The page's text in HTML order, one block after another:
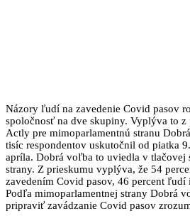
Názory ľudí na zavedenie Covid pasov
spoločnosť na dve skupiny. Vyplýva to z
Actly pre mimoparlamentnú stranu
tisíc respondentov uskutočnil od piatka
apríla. Dobrá voľba to uviedla v tlačovej
strany. Z prieskumu vyplýva, že 54
zavedením Covid pasov, 46 percent ľudí
Podľa mimoparlamentnej strany Dobrá
pripraviť zavádzanie Covid pasov